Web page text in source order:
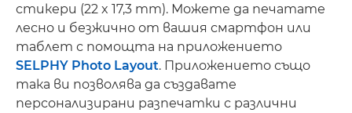
стикери (22 x 17,3 mm). Можете да печатате
лесно и безжично от вашия смартфон или
таблет с помощта на приложението
SELPHY Photo Layout. Приложението също
така ви позволява да създавате
персонализирани разпечатки с различни